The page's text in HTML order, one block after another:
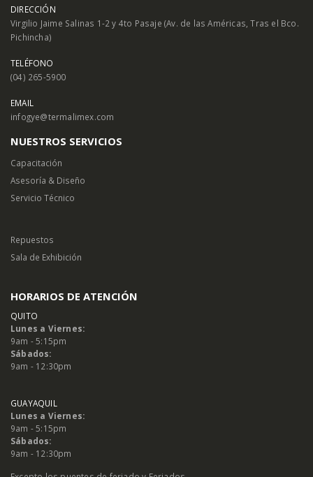
DIRECCIÓN
Virgilio Jaime Salinas 1-2 y 4to Pasaje (Av. de las Américas, Tras el Bco.
Pichincha)
TELÉFONO
(04) 265-5900
EMAIL
infogye@termalimex.com
NUESTROS SERVICIOS
Capacitación
Asesoría & Diseño
Servicio Técnico
Repuestos
Sala de Exhibición
HORARIOS DE ATENCIÓN
QUITO
Lunes a Viernes:
9am - 5:15pm
Sábados:
9am - 12:30pm
GUAYAQUIL
Lunes a Viernes:
9am - 5:15pm
Sábados:
9am - 12:30pm